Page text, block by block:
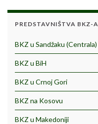
PREDSTAVNIŠTVA BKZ-A
BKZ u Sandžaku (Centrala)
BKZ u BiH
BKZ u Crnoj Gori
BKZ na Kosovu
BKZ u Makedoniji